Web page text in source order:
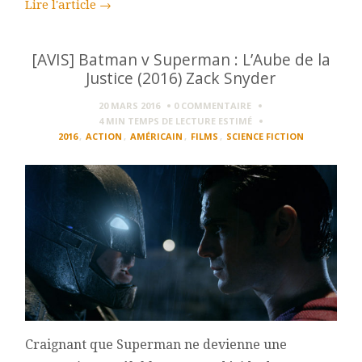
Lire l'article →
[AVIS] Batman v Superman : L’Aube de la
Justice (2016) Zack Snyder
20 MARS 2016
0 COMMENTAIRE
4 MIN TEMPS DE LECTURE ESTIMÉ
2016 , ACTION , AMÉRICAIN , FILMS , SCIENCE FICTION
Craignant que Superman ne devienne une